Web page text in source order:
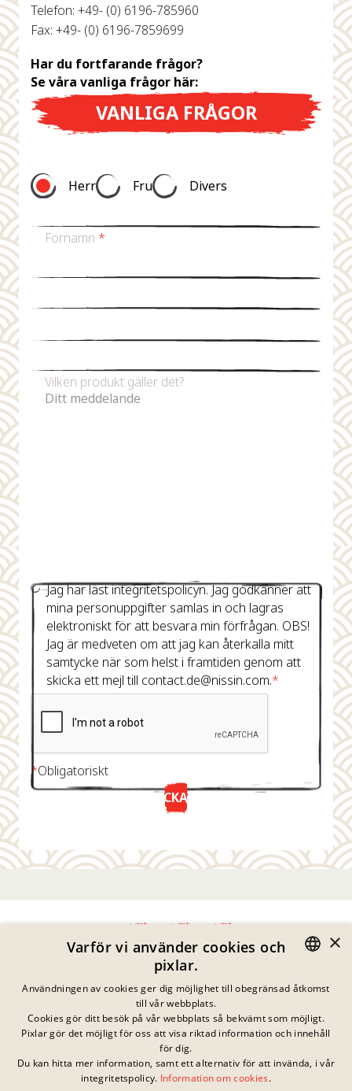
Telefon: +49- (0) 6196-785960
Fax: +49- (0) 6196-7859699
Har du fortfarande frågor?
Se våra vanliga frågor här:
VANLIGA FRÅGOR
Herr Fru Divers
Förnamn *
Vilken produkt gäller det?
Jag har läst integritetspolicyn. Jag godkänner att
mina personuppgifter samlas in och lagras
elektroniskt för att besvara min förfrågan. OBS!
Jag är medveten om att jag kan återkalla mitt
samtycke när som helst i framtiden genom att
skicka ett mejl till contact.de@nissin.com.*
*Obligatoriskt
SKICKA NU
Integritetspolicy
Impressum
Juridisk Information
Kontakta
Cookies
Vanliga Frågor
Nedladdningar
Inga pågående
tävlingar just nu
GERMAN
FRENCH
DANISH
×
Varför vi använder cookies och
pixlar.
Användningen av cookies ger dig möjlighet till obegränsad åtkomst
till vår webbplats.
Cookies gör ditt besök på vår webbplats så bekvämt som möjligt.
Pixlar gör det möjligt för oss att visa riktad information och innehåll
för dig.
Du kan hitta mer information, samt ett alternativ för att invända, i vår
integritetspolicy. Information om cookies.